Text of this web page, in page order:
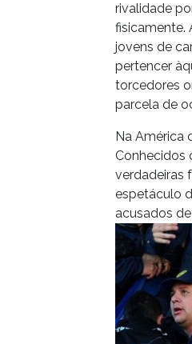
rivalidade
fisicamente.
jovens de
pertencer
torcedores
parcela de
Na América
Conhecidos
verdadeiras
espetáculo
acusados